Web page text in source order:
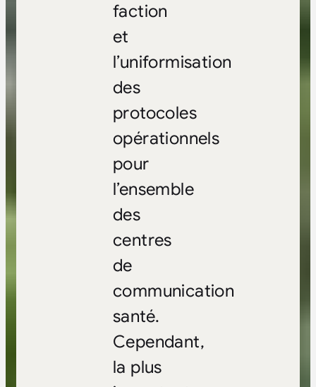
faction
et
l’uniformisation
des
protocoles
opérationnels
pour
l’ensemble
des
centres
de
communication
santé.
Cependant,
la plus